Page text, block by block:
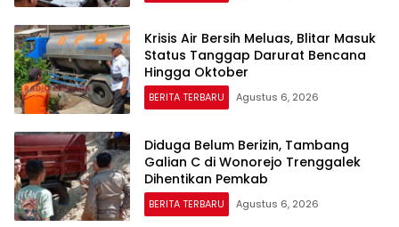
Krisis Air Bersih Meluas, Blitar Masuk
Status Tanggap Darurat Bencana
Hingga Oktober
BERITA TERBARU Agustus 6, 2026
Diduga Belum Berizin, Tambang
Galian C di Wonorejo Trenggalek
Dihentikan Pemkab
BERITA TERBARU Agustus 6, 2026